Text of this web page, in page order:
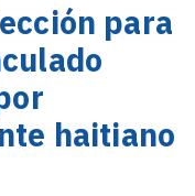
para
haitiano